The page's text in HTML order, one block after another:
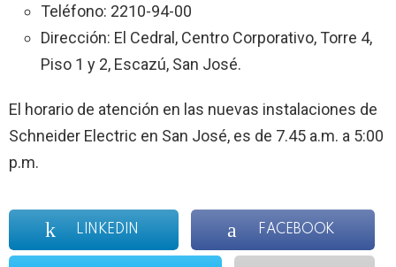
Teléfono: 2210-94-00
Dirección: El Cedral, Centro Corporativo, Torre 4,
Piso 1 y 2, Escazú, San José.
El horario de atención en las nuevas instalaciones de
Schneider Electric en San José, es de 7.45 a.m. a 5:00
p.m.
LINKEDIN FACEBOOK